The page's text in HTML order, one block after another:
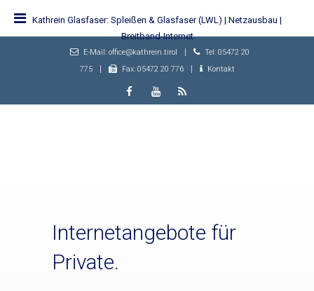
Kathrein Glasfaser: Spleißen & Glasfaser (LWL) | Netzausbau |
Breitband-Internet
E-Mail: office@kathrein.tirol
Tel: 05472 20
775
Fax: 05472 20 776 Kontakt
Internetangebote für
Private.